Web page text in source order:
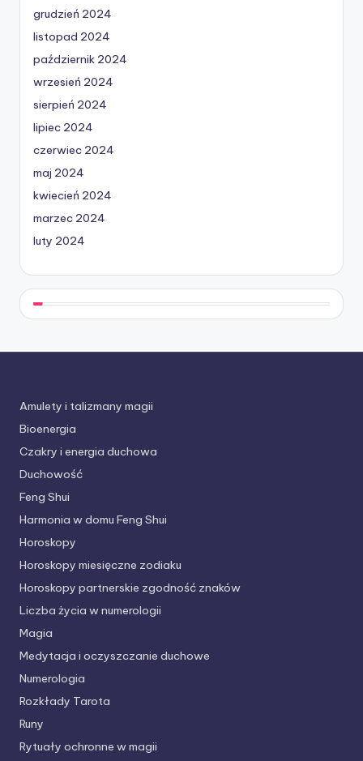
grudzień 2024
listopad 2024
październik 2024
wrzesień 2024
sierpień 2024
lipiec 2024
czerwiec 2024
maj 2024
kwiecień 2024
marzec 2024
luty 2024
Amulety i talizmany magii
Bioenergia
Czakry i energia duchowa
Duchowość
Feng Shui
Harmonia w domu Feng Shui
Horoskopy
Horoskopy miesięczne zodiaku
Horoskopy partnerskie zgodność znaków
Liczba życia w numerologii
Magia
Medytacja i oczyszczanie duchowe
Numerologia
Rozkłady Tarota
Runy
Rytuały ochronne w magii